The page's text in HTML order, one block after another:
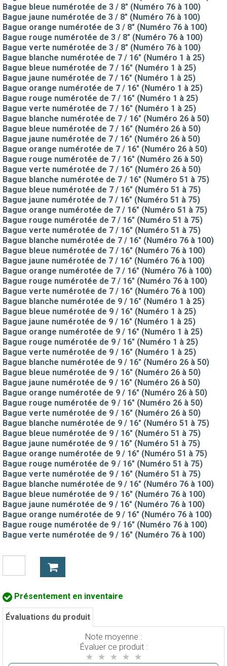
Bague bleue numérotée de 3 / 8" (Numéro 76 à 100)
Bague jaune numérotée de 3 / 8" (Numéro 76 à 100)
Bague orange numérotée de 3 / 8" (Numéro 76 à 100)
Bague rouge numérotée de 3 / 8" (Numéro 76 à 100)
Bague verte numérotée de 3 / 8" (Numéro 76 à 100)
Bague blanche numérotée de 7 / 16" (Numéro 1 à 25)
Bague bleue numérotée de 7 / 16" (Numéro 1 à 25)
Bague jaune numérotée de 7 / 16" (Numéro 1 à 25)
Bague orange numérotée de 7 / 16" (Numéro 1 à 25)
Bague rouge numérotée de 7 / 16" (Numéro 1 à 25)
Bague verte numérotée de 7 / 16" (Numéro 1 à 25)
Bague blanche numérotée de 7 / 16" (Numéro 26 à 50)
Bague bleue numérotée de 7 / 16" (Numéro 26 à 50)
Bague jaune numérotée de 7 / 16" (Numéro 26 à 50)
Bague orange numérotée de 7 / 16" (Numéro 26 à 50)
Bague rouge numérotée de 7 / 16" (Numéro 26 à 50)
Bague verte numérotée de 7 / 16" (Numéro 26 à 50)
Bague blanche numérotée de 7 / 16" (Numéro 51 à 75)
Bague bleue numérotée de 7 / 16" (Numéro 51 à 75)
Bague jaune numérotée de 7 / 16" (Numéro 51 à 75)
Bague orange numérotée de 7 / 16" (Numéro 51 à 75)
Bague rouge numérotée de 7 / 16" (Numéro 51 à 75)
Bague verte numérotée de 7 / 16" (Numéro 51 à 75)
Bague blanche numérotée de 7 / 16" (Numéro 76 à 100)
Bague bleue numérotée de 7 / 16" (Numéro 76 à 100)
Bague jaune numérotée de 7 / 16" (Numéro 76 à 100)
Bague orange numérotée de 7 / 16" (Numéro 76 à 100)
Bague rouge numérotée de 7 / 16" (Numéro 76 à 100)
Bague verte numérotée de 7 / 16" (Numéro 76 à 100)
Bague blanche numérotée de 9 / 16" (Numéro 1 à 25)
Bague bleue numérotée de 9 / 16" (Numéro 1 à 25)
Bague jaune numérotée de 9 / 16" (Numéro 1 à 25)
Bague orange numérotée de 9 / 16" (Numéro 1 à 25)
Bague rouge numérotée de 9 / 16" (Numéro 1 à 25)
Bague verte numérotée de 9 / 16" (Numéro 1 à 25)
Bague blanche numérotée de 9 / 16" (Numéro 26 à 50)
Bague bleue numérotée de 9 / 16" (Numéro 26 à 50)
Bague jaune numérotée de 9 / 16" (Numéro 26 à 50)
Bague orange numérotée de 9 / 16" (Numéro 26 à 50)
Bague rouge numérotée de 9 / 16" (Numéro 26 à 50)
Bague verte numérotée de 9 / 16" (Numéro 26 à 50)
Bague blanche numérotée de 9 / 16" (Numéro 51 à 75)
Bague bleue numérotée de 9 / 16" (Numéro 51 à 75)
Bague jaune numérotée de 9 / 16" (Numéro 51 à 75)
Bague orange numérotée de 9 / 16" (Numéro 51 à 75)
Bague rouge numérotée de 9 / 16" (Numéro 51 à 75)
Bague verte numérotée de 9 / 16" (Numéro 51 à 75)
Bague blanche numérotée de 9 / 16" (Numéro 76 à 100)
Bague bleue numérotée de 9 / 16" (Numéro 76 à 100)
Bague jaune numérotée de 9 / 16" (Numéro 76 à 100)
Bague orange numérotée de 9 / 16" (Numéro 76 à 100)
Bague rouge numérotée de 9 / 16" (Numéro 76 à 100)
Bague verte numérotée de 9 / 16" (Numéro 76 à 100)
Présentement en inventaire
Évaluations du produit
Note moyenne :
Évaluer ce produit :